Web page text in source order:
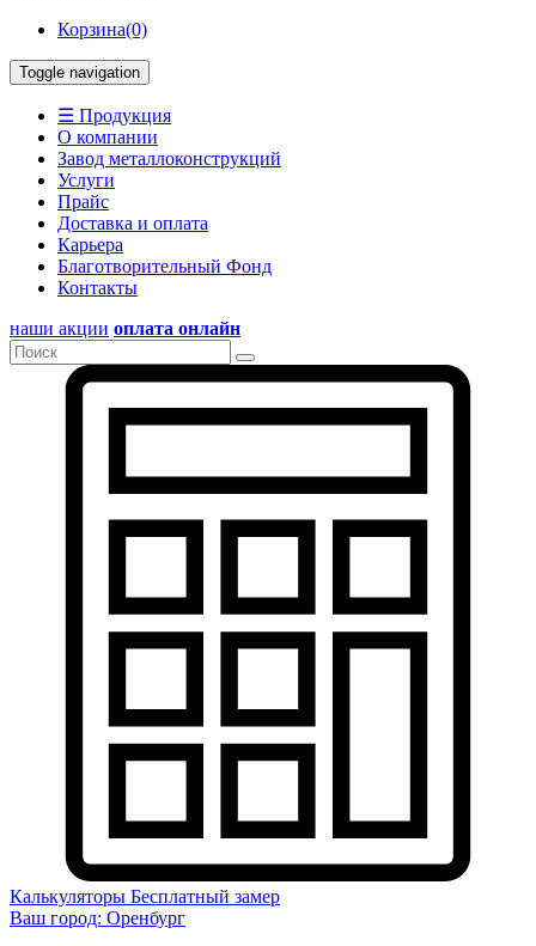
Корзина(0)
Toggle navigation
☰ Продукция
О компании
Завод металлоконструкций
Услуги
Прайс
Доставка и оплата
Карьера
Благотворительный Фонд
Контакты
наши акции оплата онлайн
Калькуляторы Бесплатный замер
Ваш город: Оренбург